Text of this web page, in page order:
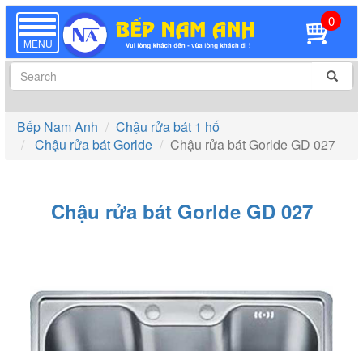
TOGGLE
NAVIGATION
MENU
0
Bếp Nam Anh
Chậu rửa bát 1 hố
Chậu rửa bát Gorlde
Chậu rửa bát Gorlde GD 027
Chậu rửa bát Gorlde GD 027